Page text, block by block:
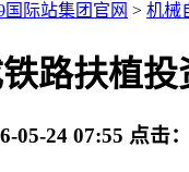
国际站集团官网 > 机械
路扶植投
05-24 07:55 点击：